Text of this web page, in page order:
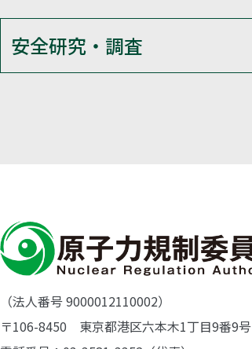
安全研究・調査
（法人番号 9000012110002）
〒106-8450 東京都港区六本木1丁目9番9号